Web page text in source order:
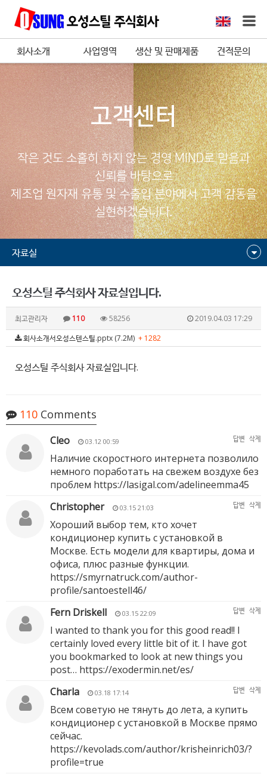
회사소개 사업영역 생산 및 판매제품 견적문의
고객센터
작은 것도 소홀히 하지 않는 경영 MIND로 믿음과
신뢰를 바탕으로
제조업 원자재 유통 및 수출입 분야에서 고객 감동을
실현하겠습니다.
자료실
오성스틸 주식회사 자료실입니다.
최고관리자 110 58256
2019.04.03 17:29
회사소개서오성스텐스틸.pptx (7.2M) + 1282
오성스틸 주식회사 자료실입니다.
110 Comments
Cleo 03.12 00:59 답변 삭제
Наличие скоростного интернета позволило
немного поработать на свежем воздухе без
проблем https://lasigal.com/adelineemma45
Christopher
03.15 21:03 답변 삭제
Хороший выбор тем, кто хочет
кондиционер купить с установкой в
Москве. Есть модели для квартиры, дома и
офиса, плюс разные функции.
https://smyrnatruck.com/author-
profile/santoestell46/
Fern Driskell
03.15 22:09 답변 삭제
I wanted to thank you for this good read!! I
certainly loved every little bit of it. I have got
you bookmarked to look at new things you
post… https://exodermin.net/es/
Charla
03.18 17:14 답변 삭제
Всем советую не тянуть до лета, а купить
кондиционер с установкой в Москве прямо
сейчас.
https://kevolads.com/author/krisheinrich03/?
profile=true